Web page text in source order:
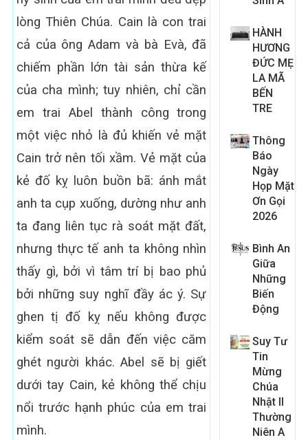
lòng Thiên Chúa. Cain là con trai
cả của ông Adam và bà Evà, đã
chiếm phần lớn tài sản thừa kế
của cha mình; tuy nhiên, chỉ cần
em trai Abel thành công trong
một việc nhỏ là đủ khiến vẻ mặt
Cain trở nên tối xầm. Vẻ mặt của
kẻ đố kỵ luôn buồn bã: ánh mắt
anh ta cụp xuống, dường như anh
ta đang liên tục rà soát mặt đất,
nhưng thực tế anh ta không nhìn
thấy gì, bởi vì tâm trí bị bao phủ
bởi những suy nghĩ đầy ác ý. Sự
ghen tị đố kỵ nếu không được
kiểm soát sẽ dẫn đến việc căm
ghét người khác. Abel sẽ bị giết
dưới tay Cain, kẻ không thể chịu
nổi trước hạnh phúc của em trai
mình.
HÀNH
HƯƠNG
ĐỨC MẸ
LA MÃ
BẾN
TRE
Thông
Báo
Ngày
Họp Mặt
Ơn Gọi
2026
Bình An
Giữa
Những
Biến
Động
Suy Tư
Tin
Mừng
Chúa
Nhật II
Thường
Niên A